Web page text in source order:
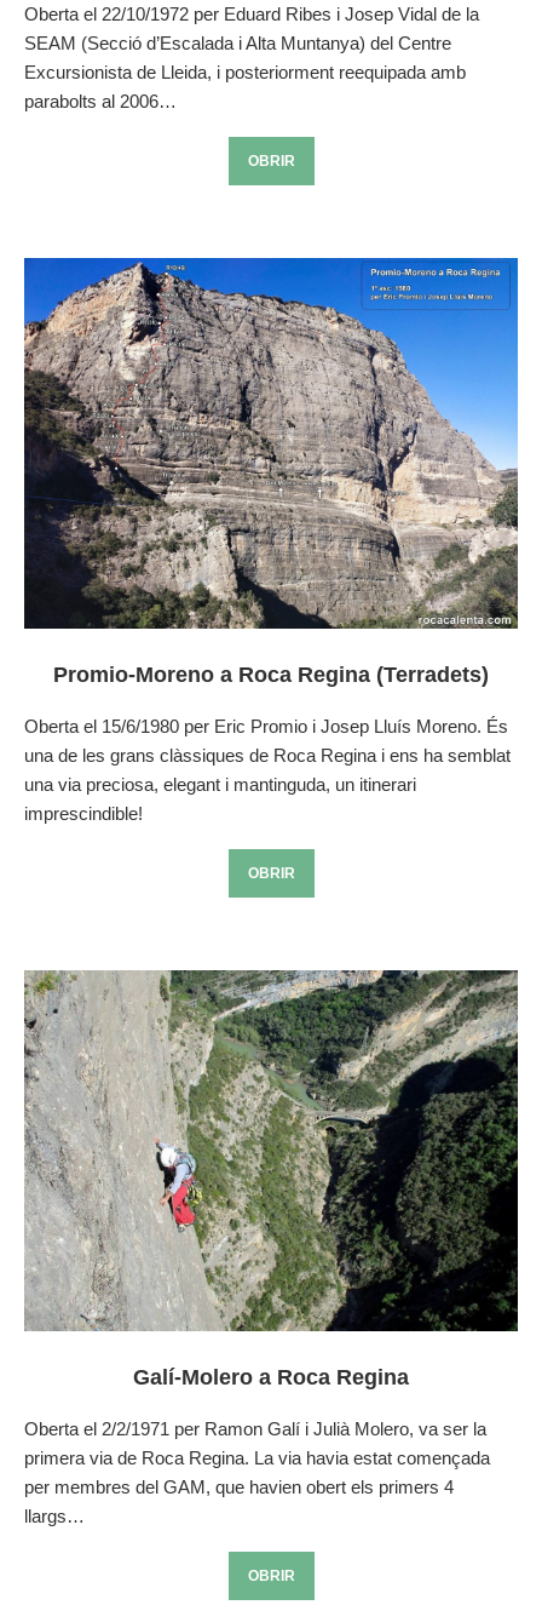
Oberta el 22/10/1972 per Eduard Ribes i Josep Vidal de la
SEAM (Secció d’Escalada i Alta Muntanya) del Centre
Excursionista de Lleida, i posteriorment reequipada amb
parabolts al 2006…
OBRIR
Promio-Moreno a Roca Regina (Terradets)
Oberta el 15/6/1980 per Eric Promio i Josep Lluís Moreno. És
una de les grans clàssiques de Roca Regina i ens ha semblat
una via preciosa, elegant i mantinguda, un itinerari
imprescindible!
OBRIR
Galí-Molero a Roca Regina
Oberta el 2/2/1971 per Ramon Galí i Julià Molero, va ser la
primera via de Roca Regina. La via havia estat començada
per membres del GAM, que havien obert els primers 4
llargs…
OBRIR